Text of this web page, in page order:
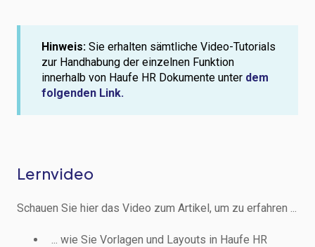
Hinweis: Sie erhalten sämtliche Video-Tutorials
zur Handhabung der einzelnen Funktion
innerhalb von Haufe HR Dokumente unter dem
folgenden Link.
Lernvideo
Schauen Sie hier das Video zum Artikel, um zu erfahren ...
... wie Sie Vorlagen und Layouts in Haufe HR